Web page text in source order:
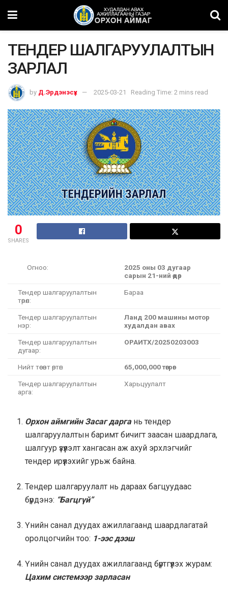
ТЕНДЕР ШАЛГАРУУЛАЛТЫН
ЗАРЛАЛ
by Д.Эрдэнэсүх 2025-03-21 Reading Time: 2 mins read
0
SHARES
Огноо:
2025 оны 03 дугаар
сарын 21-ний өдөр
Тендер шалгаруулалтын
төрөл:
Бараа
Тендер шалгаруулалтын
нэр:
Ланд 200 машины мотор
худалдан авах
Тендер шалгаруулалтын
дугаар:
ОРАИТХ/20250203003
Нийт төсөвт өртөг: 65,000,000 төгрөг
Тендер шалгаруулалтын
арга:
Харьцуулалт
Орхон аймгийн Засаг дарга нь тендер
шалгаруулалтын баримт бичигт заасан шаардлага,
шалгуур үзүүлэлт хангасан аж ахуй эрхлэгчийг
тендер ирүүлэхийг урьж байна.
Тендер шалгаруулалт нь дараах багцуудаас
бүрдэнэ: “Багцгүй”
Үнийн санал дуудах ажиллагаанд шаардлагатай
оролцогчийн тоо: 1-ээс дээш
Үнийн санал дуудах ажиллагаанд бүртгүүлэх журам:
Цахим системээр зарласан